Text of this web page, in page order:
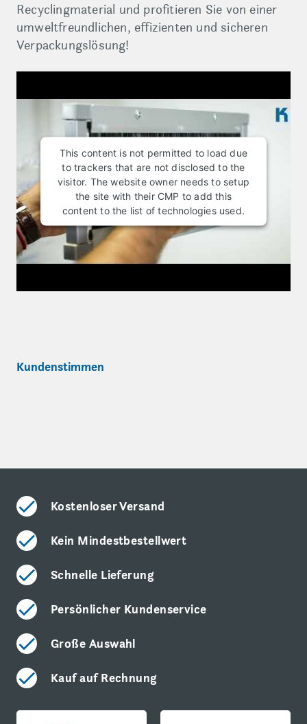
Recyclingmaterial und profitieren Sie von einer
umweltfreundlichen, effizienten und sicheren
Verpackungslösung!
This content is not permitted to load due
to trackers that are not disclosed to the
visitor. The website owner needs to setup
the site with their CMP to add this
content to the list of technologies used.
Kundenstimmen
Kostenloser Versand
Kein Mindestbestellwert
Schnelle Lieferung
Persönlicher Kundenservice
Große Auswahl
Kauf auf Rechnung